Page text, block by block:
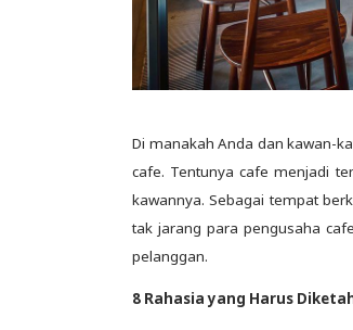
Di manakah Anda dan kawan-
cafe. Tentunya cafe menjadi
kawannya. Sebagai tempat
tak jarang para pengusaha
pelanggan.
8 Rahasia yang Harus